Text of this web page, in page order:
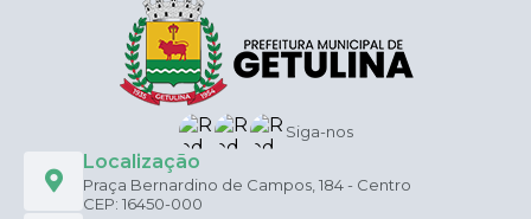
Siga-nos
Localização
Praça Bernardino de Campos, 184 - Centro
CEP: 16450-000